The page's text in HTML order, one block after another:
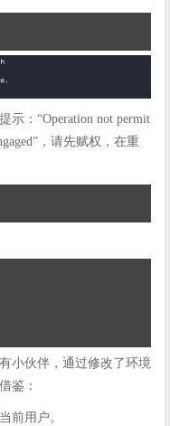
示：“Operation not permit
，请先赋权，在重
小伙伴，通过修改了环境
鉴：
前用户。